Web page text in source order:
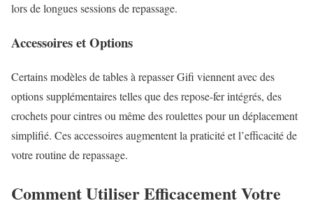
lors de longues sessions de repassage.
Accessoires et Options
Certains modèles de tables à repasser Gifi viennent avec des
options supplémentaires telles que des repose-fer intégrés, des
crochets pour cintres ou même des roulettes pour un déplacement
simplifié. Ces accessoires augmentent la praticité et l’efficacité de
votre routine de repassage.
Comment Utiliser Efficacement Votre